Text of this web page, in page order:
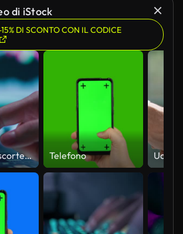
di iStock
DI SCONTO CON IL CODICE
Analisi delle scorte sullo schermo Telefono